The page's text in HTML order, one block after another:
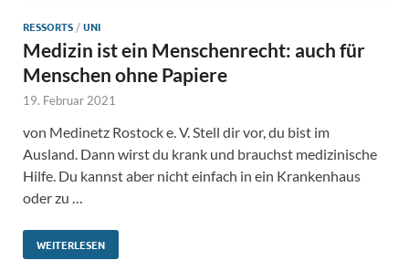
RESSORTS/UNI
Medizin ist ein Menschenrecht: auch für
Menschen ohne Papiere
19. Februar 2021
von Medinetz Rostock e. V. Stell dir vor, du bist im
Ausland. Dann wirst du krank und brauchst medizinische
Hilfe. Du kannst aber nicht einfach in ein Krankenhaus
oder zu …
WEITERLESEN